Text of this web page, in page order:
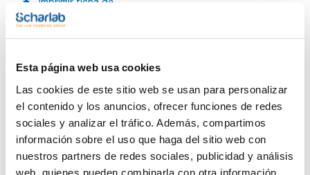
Esta página web usa cookies
Las cookies de este sitio web se usan para personalizar
el contenido y los anuncios, ofrecer funciones de redes
sociales y analizar el tráfico. Además, compartimos
información sobre el uso que haga del sitio web con
nuestros partners de redes sociales, publicidad y análisis
web, quienes pueden combinarla con otra información
producto
Características
Tipo punta : Biselada
Precisión y reproducibilidad: ±1%.
Long. Escala: 54mm.
Ver más
Documentación técnica
TDS / Ficha técnica
COA